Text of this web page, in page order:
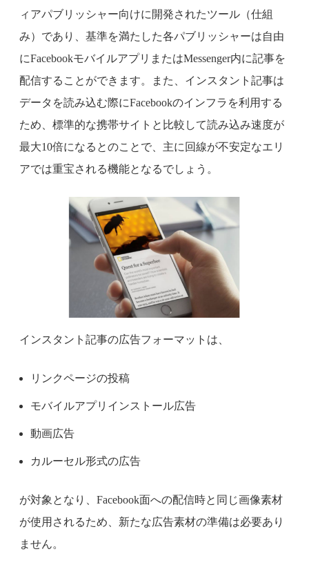
ィアパブリッシャー向けに開発されたツール（仕組
み）であり、基準を満たした各パブリッシャーは自由
にFacebookモバイルアプリまたはMessenger内に記事を
配信することができます。また、インスタント記事は
データを読み込む際にFacebookのインフラを利用する
ため、標準的な携帯サイトと比較して読み込み速度が
最大10倍になるとのことで、主に回線が不安定なエリ
アでは重宝される機能となるでしょう。
インスタント記事の広告フォーマットは、
リンクページの投稿
モバイルアプリインストール広告
動画広告
カルーセル形式の広告
が対象となり、Facebook面への配信時と同じ画像素材
が使用されるため、新たな広告素材の準備は必要あり
ません。